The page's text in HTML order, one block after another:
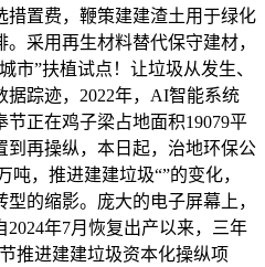
措置费，鞭策建建渣土用于绿化
采用再生材料替代保守建材，
市”扶植试点！让垃圾从发生、
踪迹，2022年，AI智能系统
正在鸡子梁占地面积19079平
到再操纵，本日起，治地环保公
吨，推进建建垃圾“”的变化，
的缩影。庞大的电子屏幕上，
年7月恢复出产以来，三年
推进建建垃圾资本化操纵项